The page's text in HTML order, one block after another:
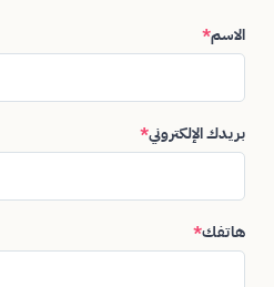
الاسم*
بريدك الإلكتروني*
هاتفك*